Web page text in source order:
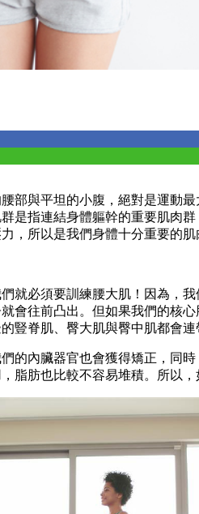
部與平坦的小腹，絕對是運動
是指連結身體軀幹的重要肌肉
，所以是我們身體十分重要的肌
就必須要訓練腰大肌！因為，
會往前凸出。但如果我們的核
豎脊肌、臀大肌與臀中肌都會
的內臟器官也會獲得矯正，同
脂肪也比較不容易堆積。所以